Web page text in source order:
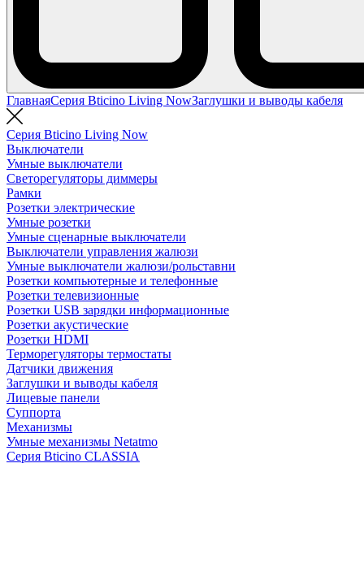
ГлавнаяСерия Bticino Living NowЗаглушки и выводы кабеля
Серия Bticino Living Now
Выключатели
Умные выключатели
Светорегуляторы диммеры
Рамки
Розетки электрические
Умные розетки
Умные сценарные выключатели
Выключатели управления жалюзи
Умные выключатели жалюзи/рольставни
Розетки компьютерные и телефонные
Розетки телевизионные
Розетки USB зарядки информационные
Розетки акустические
Розетки HDMI
Терморегуляторы термостаты
Датчики движения
Заглушки и выводы кабеля
Лицевые панели
Суппорта
Механизмы
Умные механизмы Netatmo
Серия Bticino CLASSIA